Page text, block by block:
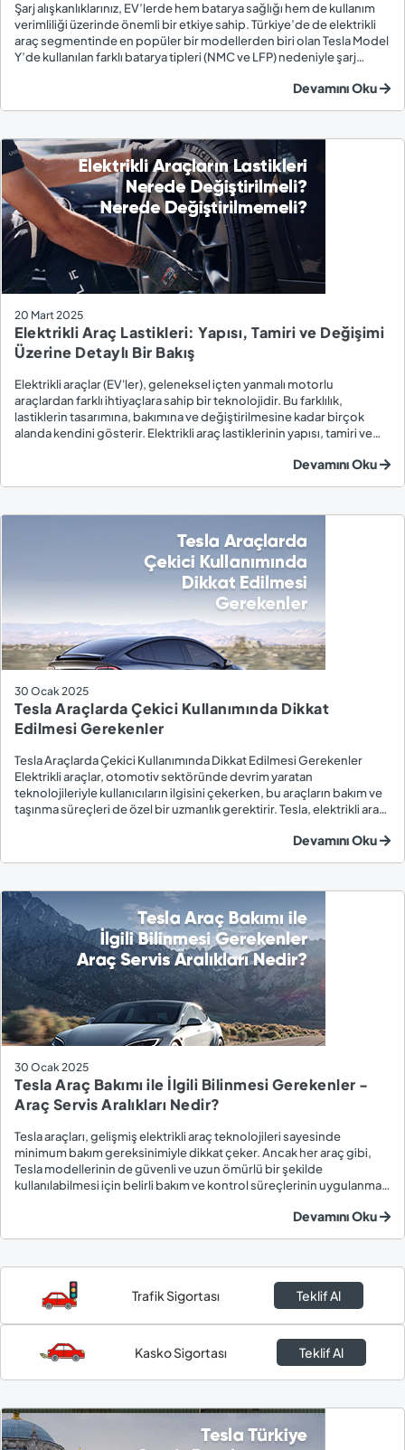
Şarj alışkanlıklarınız, EV’lerde hem batarya sağlığı hem de kullanım
verimliliği üzerinde önemli bir etkiye sahip. Türkiye’de de elektrikli
araç segmentinde en popüler bir modellerden biri olan Tesla Model
Y’de kullanılan farklı batarya tipleri (NMC ve LFP) nedeniyle şarj
Devamını Oku
20 Mart 2025
Elektrikli Araç Lastikleri: Yapısı, Tamiri ve Değişimi
Üzerine Detaylı Bir Bakış
Elektrikli araçlar (EV'ler), geleneksel içten yanmalı motorlu
araçlardan farklı ihtiyaçlara sahip bir teknolojidir. Bu farklılık,
lastiklerin tasarımına, bakımına ve değiştirilmesine kadar birçok
alanda kendini gösterir. Elektrikli araç lastiklerinin yapısı, tamiri ve
Devamını Oku
30 Ocak 2025
Tesla Araçlarda Çekici Kullanımında Dikkat
Edilmesi Gerekenler
Tesla Araçlarda Çekici Kullanımında Dikkat Edilmesi Gerekenler
Elektrikli araçlar, otomotiv sektöründe devrim yaratan
teknolojileriyle kullanıcıların ilgisini çekerken, bu araçların bakım ve
taşınma süreçleri de özel bir uzmanlık gerektirir. Tesla, elektrikli araç
Devamını Oku
30 Ocak 2025
Tesla Araç Bakımı ile İlgili Bilinmesi Gerekenler -
Araç Servis Aralıkları Nedir?
Tesla araçları, gelişmiş elektrikli araç teknolojileri sayesinde
minimum bakım gereksinimiyle dikkat çeker. Ancak her araç gibi,
Tesla modellerinin de güvenli ve uzun ömürlü bir şekilde
kullanılabilmesi için belirli bakım ve kontrol süreçlerinin uygulanması
Devamını Oku
Trafik Sigortası Teklif Al
Kasko Sigortası Teklif Al